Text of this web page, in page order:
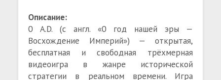
Описание:
0 A.D. (с англ. «0 год нашей эры —
Восхождение Империй») — открытая,
бесплатная и свободная трёхмерная
видеоигра в жанре исторической
стратегии в реальном времени. Игра